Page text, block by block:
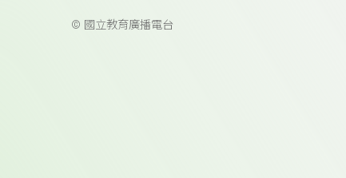
© 國立教育廣播電台